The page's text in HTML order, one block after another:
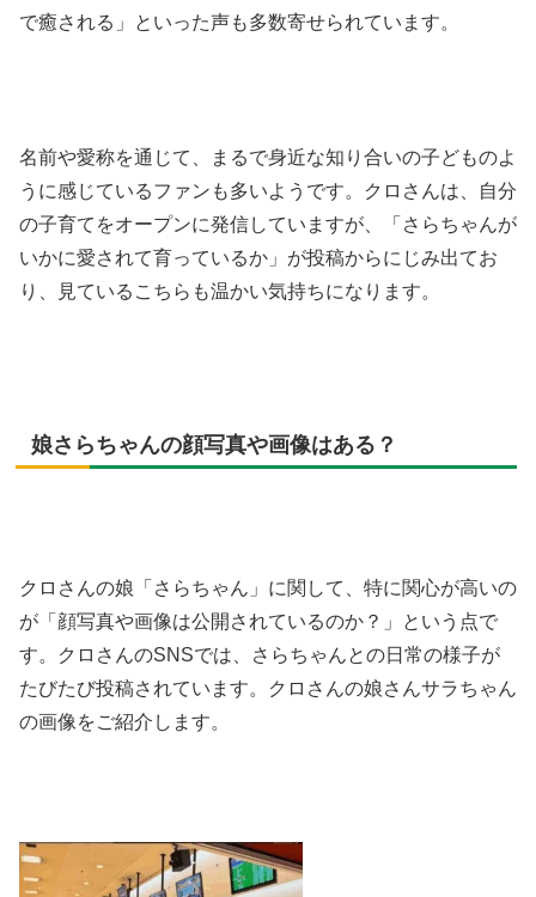
で癒される」といった声も多数寄せられています。
名前や愛称を通じて、まるで身近な知り合いの子どものよ
うに感じているファンも多いようです。クロさんは、自分
の子育てをオープンに発信していますが、「さらちゃんが
いかに愛されて育っているか」が投稿からにじみ出てお
り、見ているこちらも温かい気持ちになります。
娘さらちゃんの顔写真や画像はある？
クロさんの娘「さらちゃん」に関して、特に関心が高いの
が「顔写真や画像は公開されているのか？」という点で
す。クロさんのSNSでは、さらちゃんとの日常の様子が
たびたび投稿されています。クロさんの娘さんサラちゃん
の画像をご紹介します。